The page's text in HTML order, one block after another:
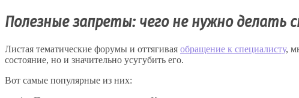
Полезные запреты: чего не нужно
Листая тематические форумы и оттягивая обращение к специалисту,
состояние, но и значительно усугубить его.
Вот самые популярные из них: